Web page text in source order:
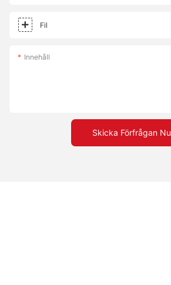
Fil
Innehåll
Skicka Förfrågan Nu